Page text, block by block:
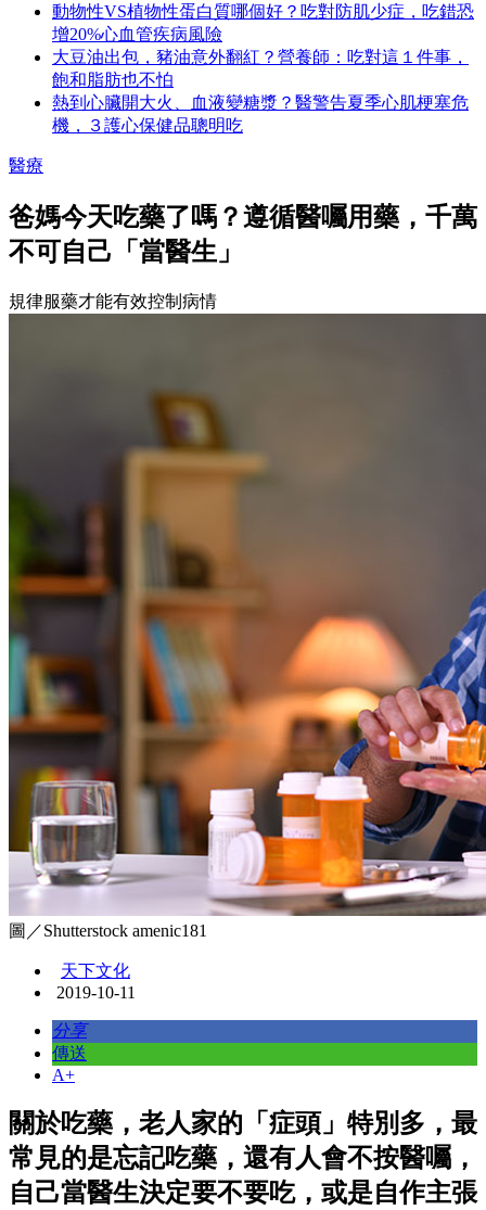
動物性VS植物性蛋白質哪個好？吃對防肌少症，吃錯恐
增20%心血管疾病風險
大豆油出包，豬油意外翻紅？營養師：吃對這１件事，
飽和脂肪也不怕
熱到心臟開大火、血液變糖漿？醫警告夏季心肌梗塞危
機，３護心保健品聰明吃
醫療
爸媽今天吃藥了嗎？遵循醫囑用藥，千萬
不可自己「當醫生」
規律服藥才能有效控制病情
圖／Shutterstock amenic181
天下文化
2019-10-11
分享
傳送
A+
關於吃藥，老人家的「症頭」特別多，最
常見的是忘記吃藥，還有人會不按醫囑，
自己當醫生決定要不要吃，或是自作主張